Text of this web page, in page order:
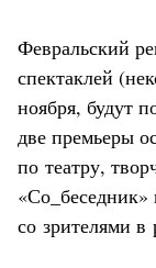
Февральский
спектаклей
ноября, будут
две премьеры
по театру,
со зрителями в